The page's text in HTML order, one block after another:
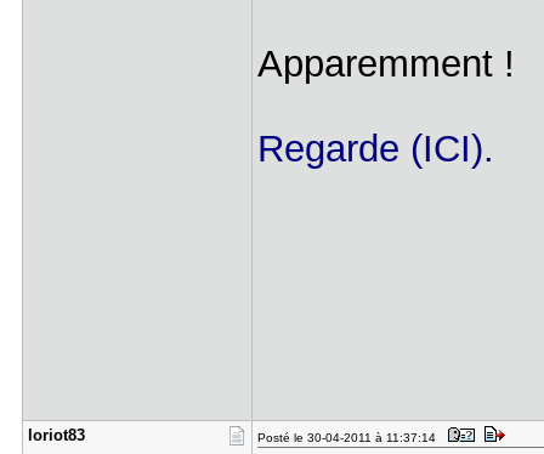
Apparemment !
Regarde (ICI).
loriot83 Posté le 30-04-2011 à 11:37:14